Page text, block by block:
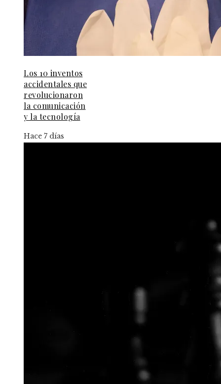
Los 10 inventos
accidentales que
revolucionaron
la comunicación
y la tecnología
Hace 7 días